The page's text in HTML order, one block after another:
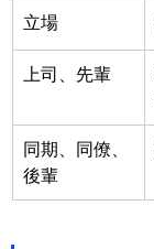
立場
上司、先輩
同期、同僚、
後輩